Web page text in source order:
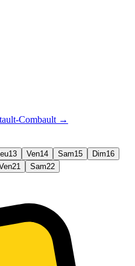
Combault →
13 Ven14 Sam15 Dim16
21 Sam22